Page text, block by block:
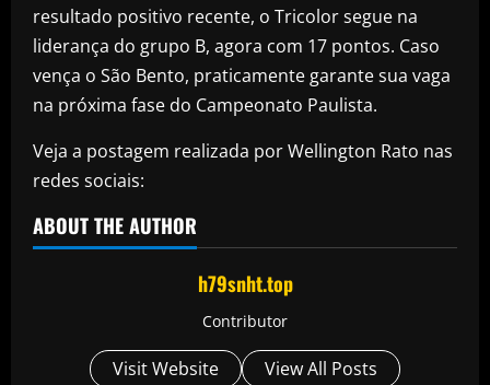
resultado positivo recente, o Tricolor segue na
liderança do grupo B, agora com 17 pontos. Caso
vença o São Bento, praticamente garante sua vaga
na próxima fase do Campeonato Paulista.
Veja a postagem realizada por Wellington Rato nas
redes sociais:
ABOUT THE AUTHOR
h79snht.top
Contributor
Visit Website View All Posts